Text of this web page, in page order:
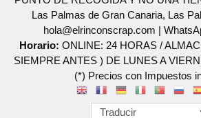
Las Palmas de Gran Canaria, Las
hola@elrinconscrap.com |
Horario: ONLINE: 24 HORAS /
SIEMPRE ANTES ) DE LUNES A
(*) Precios con Impuestos